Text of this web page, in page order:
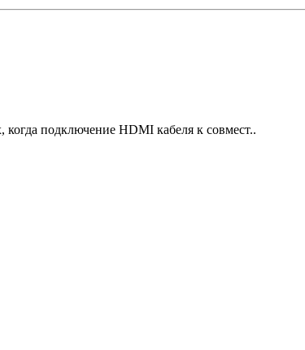
подключение HDMI кабеля к совмест..